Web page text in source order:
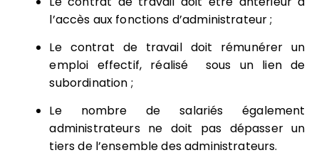
l’accès aux fonctions d’administrateur ;
Le contrat de travail doit rémunérer un
emploi effectif, réalisé sous un lien de
subordination ;
Le nombre de salariés également
administrateurs ne doit pas dépasser un
tiers de l’ensemble des administrateurs.